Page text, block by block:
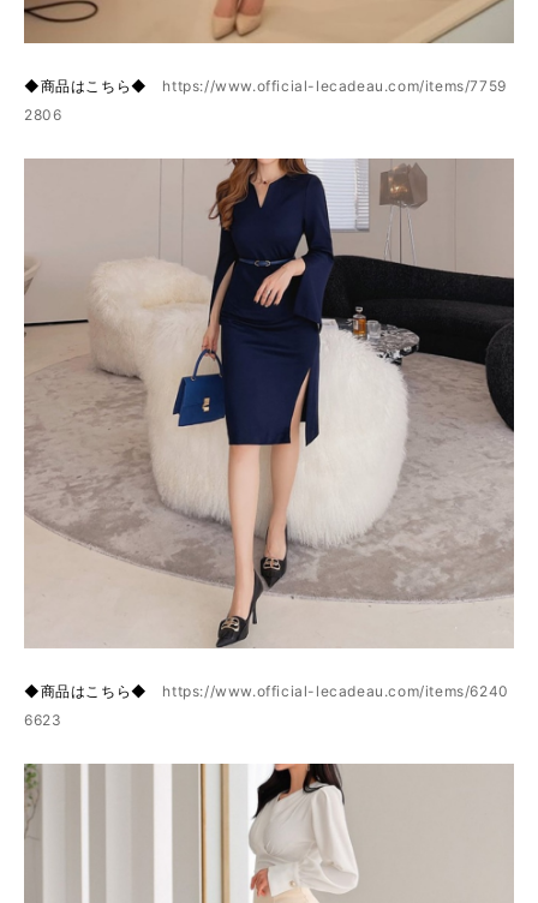
◆商品はこちら◆ https://www.official-lecadeau.com/items/7759
2806
◆商品はこちら◆ https://www.official-lecadeau.com/items/6240
6623